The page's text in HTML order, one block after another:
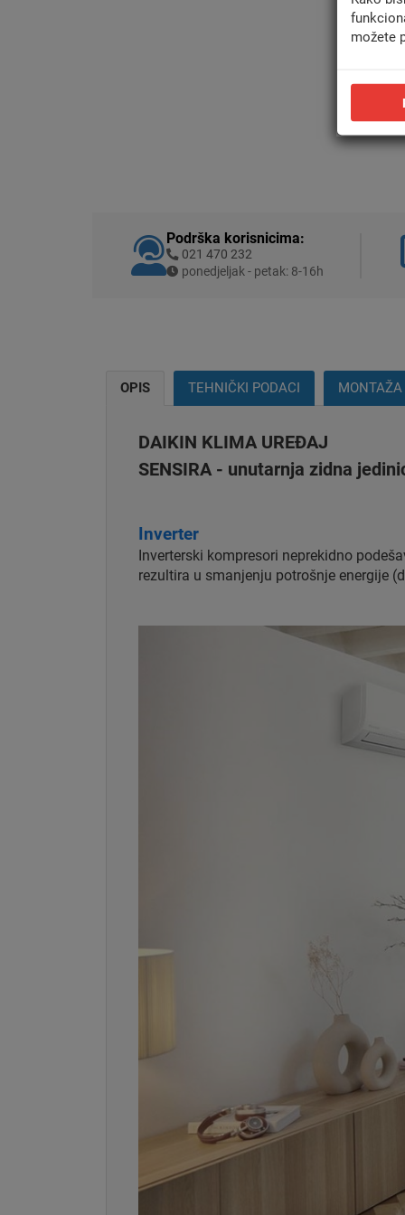
Podrška korisnicima:
021 470 232
ponedjeljak - petak: 8-16h
OPIS TEHNIČKI PODACI MONTAŽA
DAIKIN KLIMA UREĐAJ
SENSIRA - unutarnja zidna
Inverter
Inverterski kompresori neprekidno
rezultira u smanjenju potrošnje energije
možete